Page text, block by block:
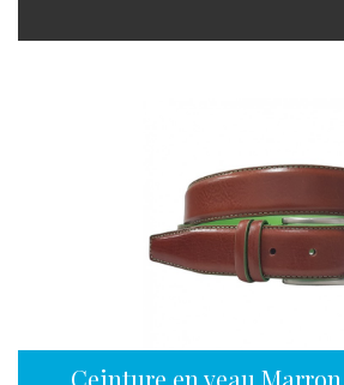
Ceinture en veau